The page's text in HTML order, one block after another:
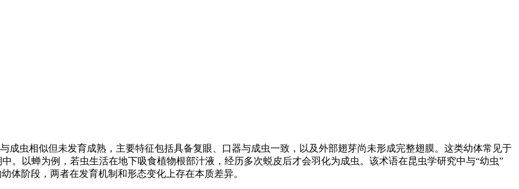
成虫相似但未发育成熟，主要特征包括具备复眼、口器与成虫一致，以及外部翅芽尚未形成完整翅膜。这类幼体常见于
。以蝉为例，若虫生活在地下吸食植物根部汁液，经历多次蜕皮后才会羽化为成虫。该术语在昆虫学研究中与“幼虫”
体阶段，两者在发育机制和形态变化上存在本质差异。